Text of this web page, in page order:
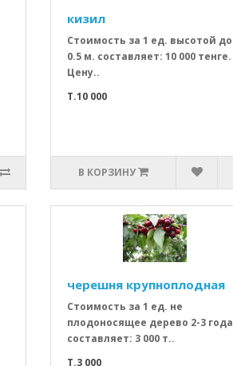
кизил
Стоимость за 1 ед. высотой до
0.5 м. составляет: 10 000 тенге.
Цену..
T.10 000
В КОРЗИНУ
черешня крупноплодная
Стоимость за 1 ед. не
плодоносящее дерево 2-3 года
составляет: 3 000 т..
T.3 000